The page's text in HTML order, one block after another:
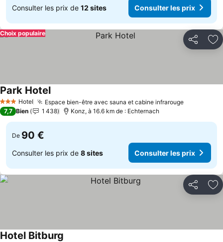
Consulter les prix de 12 sites Consulter les prix
Partager
Choix populaire
3 ÉtoilesHotel Espace bien-être avec sauna et cabine infrarouge
Park Hotel
7,7 Bien 1 438 Konz, à 16.6 km de : Echternach
De 90 €
Consulter les prix de 8 sites Consulter les prix
Partager
Hotel Bitburg